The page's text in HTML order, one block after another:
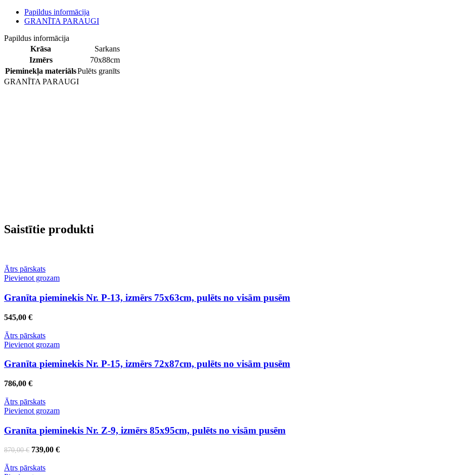
Papildus informācija
GRANĪTA PARAUGI
Papildus informācija
Krāsa
Sarkans
Izmērs
70x88cm
Pieminekļa materiālsPulēts granīts
GRANĪTA PARAUGI
Saistītie produkti
Ātrs pārskats
Pievienot grozam
Granīta pieminekis Nr. P-13, izmērs 75x63cm, pulēts no visām pusēm
545,00 €
Ātrs pārskats
Pievienot grozam
Granīta pieminekis Nr. P-15, izmērs 72x87cm, pulēts no visām pusēm
786,00 €
Ātrs pārskats
Pievienot grozam
Granīta pieminekis Nr. Z-9, izmērs 85x95cm, pulēts no visām pusēm
870,00€ Original
was:
739,00 €Current
Ātrs pārskats